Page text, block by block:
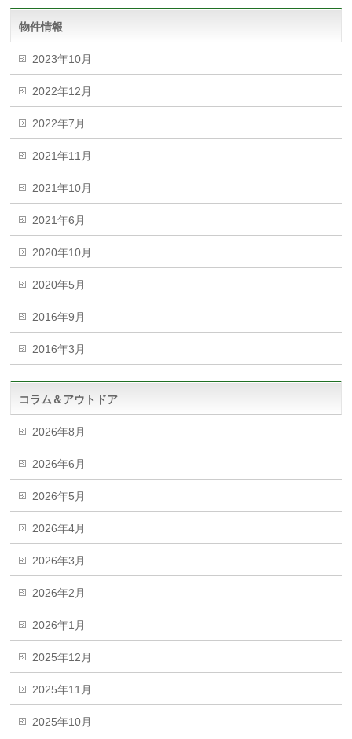
物件情報
2023年10月
2022年12月
2022年7月
2021年11月
2021年10月
2021年6月
2020年10月
2020年5月
2016年9月
2016年3月
コラム＆アウトドア
2026年8月
2026年6月
2026年5月
2026年4月
2026年3月
2026年2月
2026年1月
2025年12月
2025年11月
2025年10月